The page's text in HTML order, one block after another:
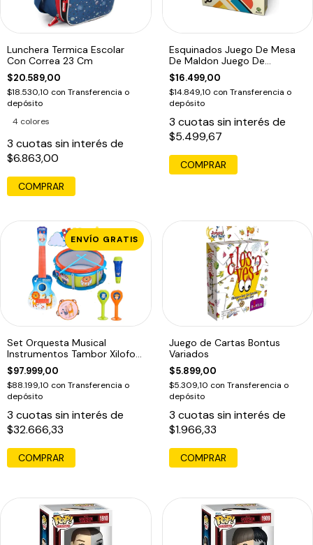
Lunchera Termica Escolar
Con Correa 23 Cm
$20.589,00
$18.530,10 con Transferencia o
depósito
4 colores
3 cuotas sin interés de
$6.863,00
COMPRAR
Esquinados Juego De Mesa
De Maldon Juego De
Velocidad Ed
$16.499,00
$14.849,10 con Transferencia o
depósito
3 cuotas sin interés de
$5.499,67
ENVÍO GRATIS
Set Orquesta Musical
Instrumentos Tambor Xilofon
Microfono
$97.999,00
$88.199,10 con Transferencia o
depósito
3 cuotas sin interés de
$32.666,33
Juego de Cartas Bontus
Variados
$5.899,00
$5.309,10 con Transferencia o
depósito
3 cuotas sin interés de
$1.966,33
COMPRAR